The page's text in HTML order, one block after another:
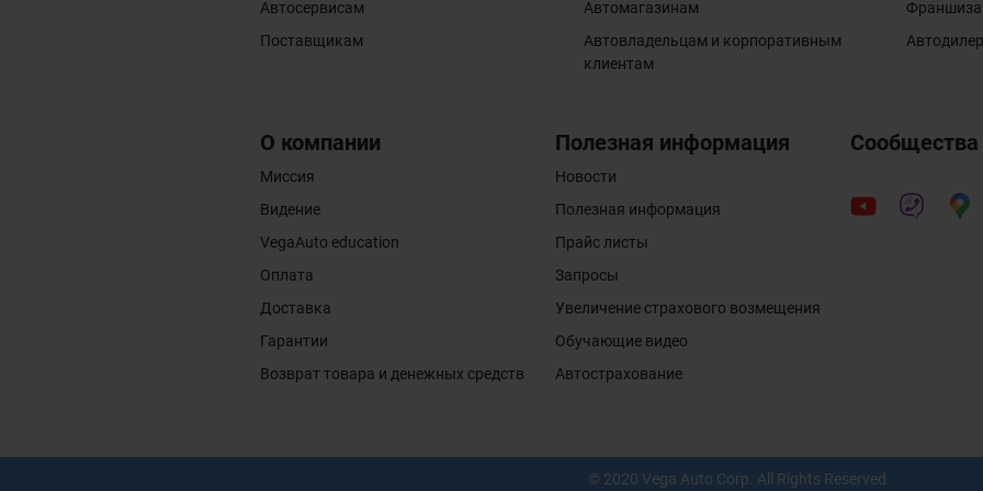
Автосервисам
Поставщикам
Автомагазинам
Автовладельцам и корпоративным
клиентам
Франшиза
О компании
Миссия
Видение
VegaAuto education
Оплата
Доставка
Гарантии
Возврат товара и денежных средств
Полезная информация
Новости
Полезная информация
Прайс листы
Запросы
Увеличение страхового возмещения
Обучающие видео
Автострахование
Сообщества
© 2020 Vega Auto Corp. All Rights Reserved